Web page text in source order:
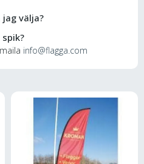
välja?
info@flagga.com